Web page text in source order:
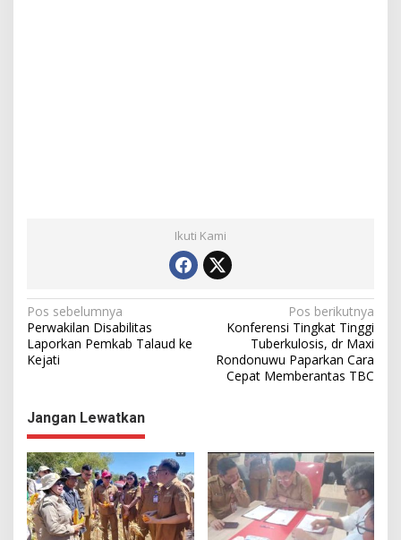
Ikuti Kami
N
a
v
g
a
s
i
p
Pos sebelumnya
Perwakilan Disabilitas
Laporkan Pemkab Talaud ke
Kejati
Pos berikutnya
Konferensi Tingkat Tinggi
Tuberkulosis, dr Maxi
Rondonuwu Paparkan Cara
Cepat Memberantas TBC
Jangan Lewatkan